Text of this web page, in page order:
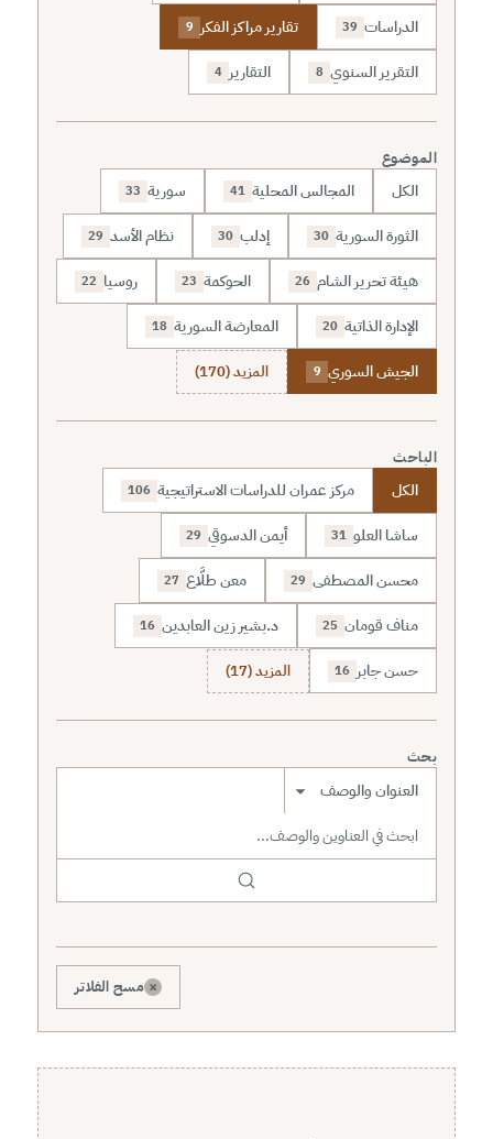
الدراسات 39 تقارير مراكز الفكر 9
التقرير السنوي 8 التقارير 4
الموضوع
الكل المجالس المحلية 41 سورية 33
الثورة السورية 30 إدلب 30 نظام الأسد 29
هيئة تحرير الشام 26 الحوكمة 23 روسيا 22
الإدارة الذاتية 20 المعارضة السورية 18
الجيش السوري 9 المزيد (170)
الباحث
الكل مركز عمران للدراسات الاستراتيجية 106
ساشا العلو 31 أيمن الدسوقي 29
محسن المصطفى 29 معن طلَّاع 27
مناف قومان 25 د.بشير زين العابدين 16
حسن جابر 16 المزيد (17)
بحث
نطاق البحث
× مسح الفلاتر